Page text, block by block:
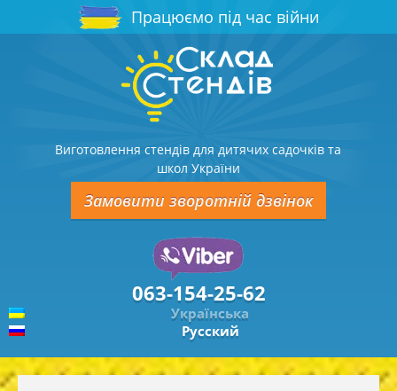
Працюємо під час війни
Виготовлення стендів для дитячих садочків та
школ України
Замовити зворотній дзвінок
063-154-25-62
Українська
Русский